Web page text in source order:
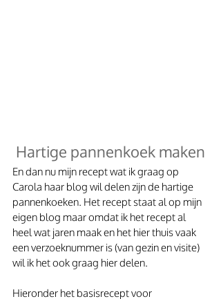
Hartige pannenkoek maken
En dan nu mijn recept wat ik graag op
Carola haar blog wil delen zijn de hartige
pannenkoeken. Het recept staat al op mijn
eigen blog maar omdat ik het recept al
heel wat jaren maak en het hier thuis vaak
een verzoeknummer is (van gezin en visite)
wil ik het ook graag hier delen.
Hieronder het basisrecept voor